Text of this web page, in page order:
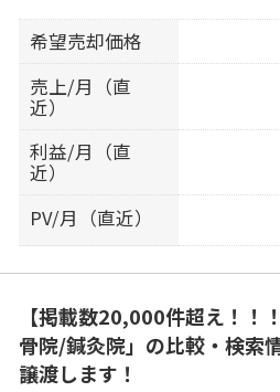
希望売却価格
売上/月（直
近）
利益/月（直
近）
PV/月（直近）
【掲載数20,000件超え！！
骨院/鍼灸院」の比較・検索
譲渡します！